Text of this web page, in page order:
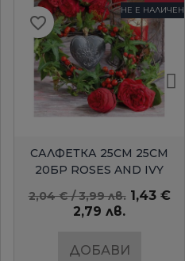
БЪРЗ ПРЕГЛЕД
НЕ Е НАЛИЧЕН
САЛФЕТКА 25СМ 25СМ
20БР ROSES AND IVY
AMBIENTE
2,04 € / 3,99 лв. 1,43 €
2,79 лв.
ДОБАВИ
favorite_border